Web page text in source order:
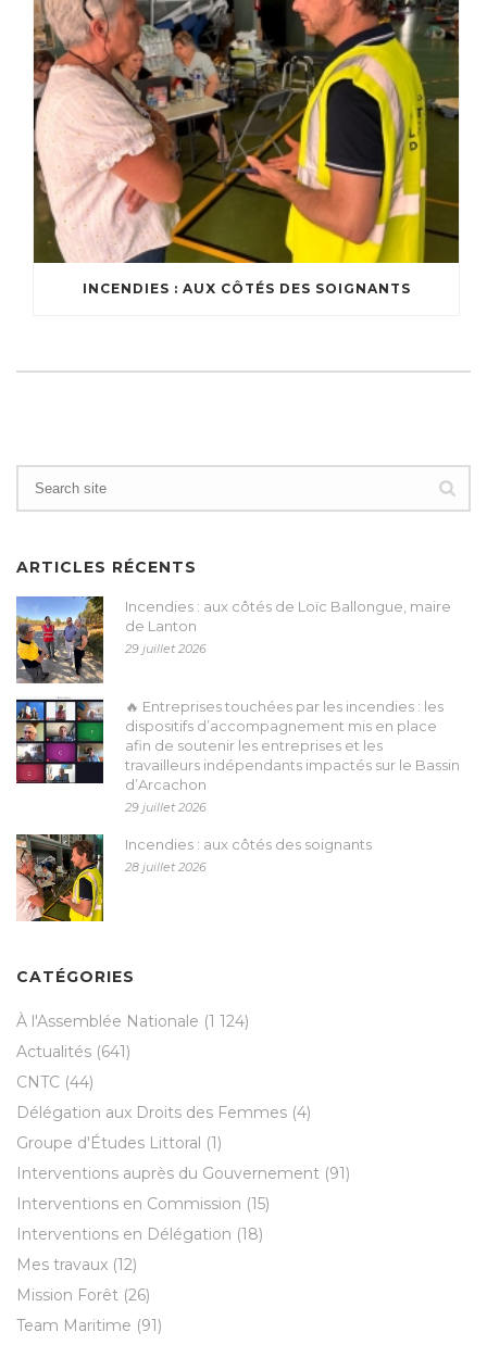
INCENDIES : AUX CÔTÉS DES SOIGNANTS
ARTICLES RÉCENTS
Incendies : aux côtés de Loïc Ballongue, maire
de Lanton
29 juillet 2026
🔥 Entreprises touchées par les incendies : les
dispositifs d’accompagnement mis en place
afin de soutenir les entreprises et les
travailleurs indépendants impactés sur le Bassin
d’Arcachon
29 juillet 2026
Incendies : aux côtés des soignants
28 juillet 2026
CATÉGORIES
À l'Assemblée Nationale (1 124)
Actualités (641)
CNTC (44)
Délégation aux Droits des Femmes (4)
Groupe d'Études Littoral (1)
Interventions auprès du Gouvernement (91)
Interventions en Commission (15)
Interventions en Délégation (18)
Mes travaux (12)
Mission Forêt (26)
Team Maritime (91)